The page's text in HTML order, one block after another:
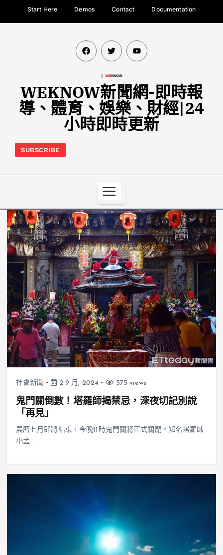
Start Here Demos Contact Documentation
WEKNOW新聞網-即時報
導、體育、娛樂、財經|24
小時即時更新
SUBSCRIBE
社會新聞 2 9 月, 2024 575 views
鬼門關倒數！塔羅師揭禁忌，深夜切記別說
「再見」
農曆七月即將結束，今晚11時鬼門關將正式關閉。知名塔羅師
小孟…